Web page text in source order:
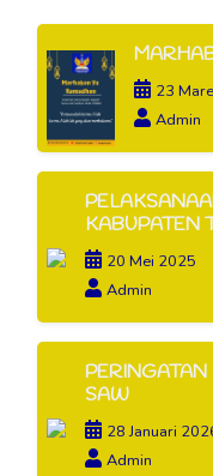
23
Admin
KABUPATEN
20 Mei 2025
Admin
SAW
28 Januari
Admin